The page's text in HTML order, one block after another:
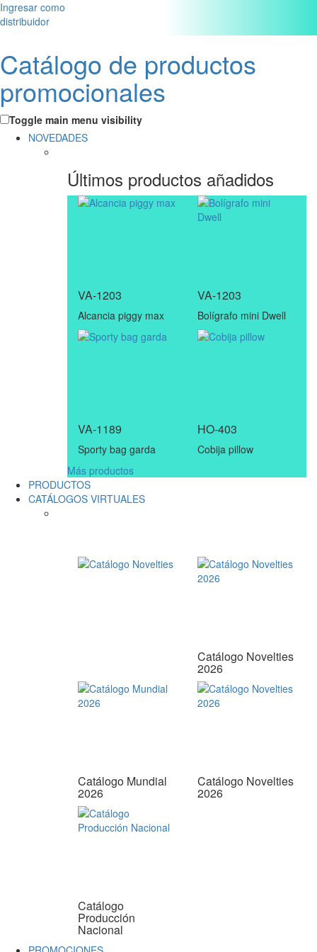
Ingresar como
distribuidor
Catálogo de productos
promocionales
Toggle main menu visibility
NOVEDADES
Últimos productos añadidos
VA-1203
Alcancia piggy max
VA-1203
Bolígrafo mini Dwell
VA-1189
Sporty bag garda
HO-403
Cobija pillow
Más productos
PRODUCTOS
CATÁLOGOS VIRTUALES
Catálogo Novelties
2026
Catálogo Mundial
2026
Catálogo Novelties
2026
Catálogo
Producción
Nacional